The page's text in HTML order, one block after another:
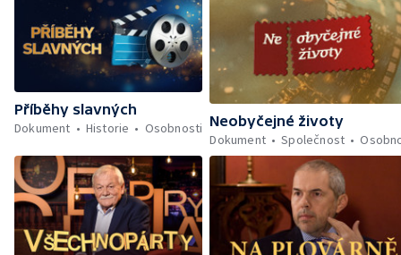
Příběhy slavných
Dokument
Historie Osobnosti Neobyčejné životy
Dokument
Společnost